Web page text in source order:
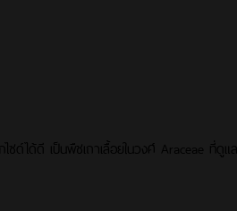
ได้ดี เป็นพืชเถาเลื้อยในวงศ์ Araceae ที่ดูแ